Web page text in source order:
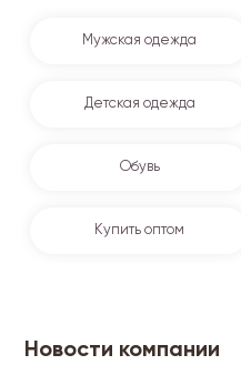
Мужская одежда
Детская одежда
Обувь
Купить оптом
Новости компании